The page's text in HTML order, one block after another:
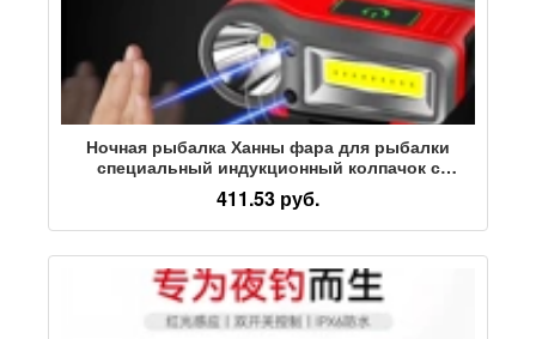
Ночная рыбалка Ханны фара для рыбалки
специальный индукционный колпачок с
зажимом для шляпы с полями сильный свет
перезаряжаемый головной прожектор
411.53 руб.